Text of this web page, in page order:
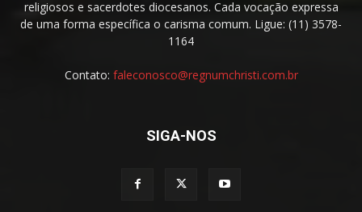
religiosos e sacerdotes diocesanos. Cada vocação expressa
de uma forma específica o carisma comum. Ligue: (11) 3578-
1164
Contato: faleconosco@regnumchristi.com.br
SIGA-NOS